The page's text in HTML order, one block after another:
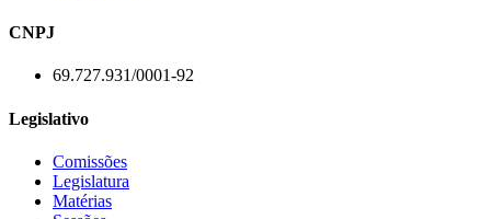
CNPJ
69.727.931/0001-92
Legislativo
Comissões
Legislatura
Matérias